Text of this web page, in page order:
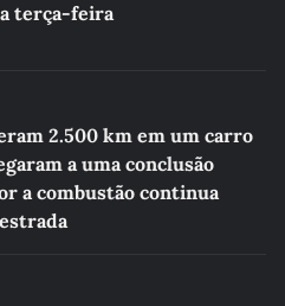
terça-feira
2.500 km em um carro
a uma conclusão
a combustão continua